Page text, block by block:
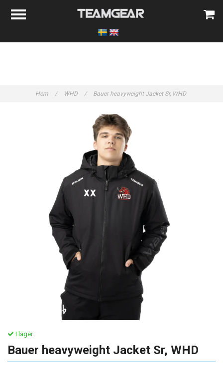
Hem / WHD / Bauer heavyweight Jacket Sr, WHD
I lager.
Bauer heavyweight Jacket Sr, WHD